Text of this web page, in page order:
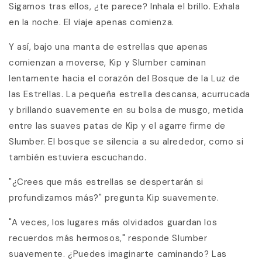
Sigamos tras ellos, ¿te parece? Inhala el brillo. Exhala
en la noche. El viaje apenas comienza.
Y así, bajo una manta de estrellas que apenas
comienzan a moverse, Kip y Slumber caminan
lentamente hacia el corazón del Bosque de la Luz de
las Estrellas. La pequeña estrella descansa, acurrucada
y brillando suavemente en su bolsa de musgo, metida
entre las suaves patas de Kip y el agarre firme de
Slumber. El bosque se silencia a su alrededor, como si
también estuviera escuchando.
"¿Crees que más estrellas se despertarán si
profundizamos más?" pregunta Kip suavemente.
"A veces, los lugares más olvidados guardan los
recuerdos más hermosos," responde Slumber
suavemente. ¿Puedes imaginarte caminando? Las